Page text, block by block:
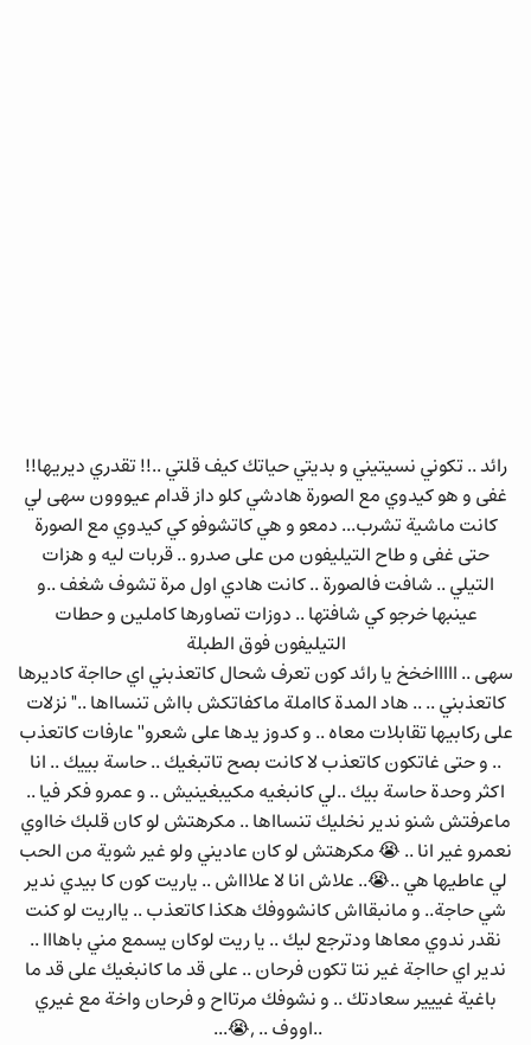
رائد .. تكوني نسيتيني و بديتي حياتك كيف قلتي ..!! تقدري ديريها!!
غفى و هو كيدوي مع الصورة هادشي كلو داز قدام عيووون سهى لي
كانت ماشية تشرب... دمعو و هي كاتشوفو كي كيدوي مع الصورة
حتى غفى و طاح التيليفون من على صدرو .. قربات ليه و هزات
التيلي .. شافت فالصورة .. كانت هادي اول مرة تشوف شغف ..و
عينبها خرجو كي شافتها .. دوزات تصاورها كاملين و حطات
التيليفون فوق الطبلة
سهى .. اااااخخخ يا رائد كون تعرف شحال كاتعذبني اي حااجة كاديرها
كاتعذبني .. .. هاد المدة كااملة ماكفاتكش بااش تنسااها .." نزلات
على ركابيها تقابلات معاه .. و كدوز يدها على شعرو'' عارفات كاتعذب
.. و حتى غاتكون كاتعذب لا كانت بصح تاتبغيك .. حاسة بييك .. انا
اكثر وحدة حاسة بيك ..لي كانبغيه مكيبغينيش .. و عمرو فكر فيا ..
ماعرفتش شنو ندير نخليك تنسااها .. مكرهتش لو كان قلبك خااوي
نعمرو غير انا .. 😭 مكرهتش لو كان عاديني ولو غير شوية من الحب
لي عاطيها هي ..😭.. علاش انا لا علاااش .. ياريت كون كا بيدي ندير
شي حاجة.. و مانبقااش كانشووفك هكذا كاتعذب .. يااريت لو كنت
نقدر ندوي معاها ودترجع ليك .. يا ريت لوكان يسمع مني باهااا ..
ندير اي حااجة غير نتا تكون فرحان .. على قد ما كانبغيك على قد ما
باغية غييير سعادتك .. و نشوفك مرتااح و فرحان واخة مع غيري
..اووف .. ,😭...